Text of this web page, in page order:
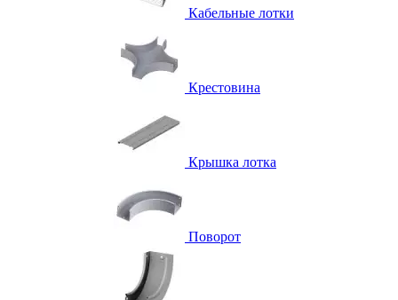
Кабельные лотки
Крестовина
Крышка лотка
Поворот